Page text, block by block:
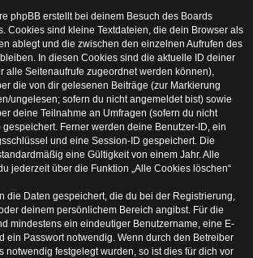
phpBB erstellt bei deinem Besuch des Boards
Cookies sind kleine Textdateien, die dein Browser als
ablegt und die zwischen den einzelnen Aufrufen des
In diesen Cookies sind die aktuelle ID deiner
alle Seitenaufrufe zugeordnet werden können),
die von dir gelesenen Beiträge (zur Markierung
ungelesen; sofern du nicht angemeldet bist) sowie
deine Teilnahme an Umfragen (sofern du nicht
Ferner werden deine Benutzer-ID, ein
und eine Session-ID gespeichert. Die
eine Gültigkeit von einem Jahr. Alle
jederzeit über die Funktion „Alle Cookies löschen“
die Daten gespeichert, die du bei der Registrierung,
deinem persönlichem Bereich angibst. Für die
mindestens ein eindeutiger Benutzername, eine E-
ein Passwort notwendig. Wenn durch den Betreiber
notwendig festgelegt wurden, so ist dies für dich vor